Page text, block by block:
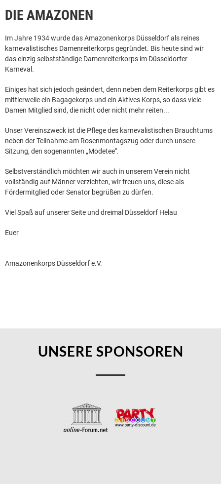
DIE AMAZONEN
Im Jahre 1934 wurde das Amazonenkorps Düsseldorf als reines
karnevalistisches Damenreiterkorps gegründet. Bis heute sind wir
das einzig selbstständige Damenreiterkorps im Düsseldorfer
Karneval.
Einiges hat sich jedoch geändert, denn neben dem Reiterkorps gibt es
mittlerweile ein Bagagekorps und ein Aktives Korps, so dass viele
Damen Mitglied sind, die nicht oder nicht mehr reiten...
Unser Vereinszweck ist die Pflege des karnevalistischen Brauchtums
neben der Teilnahme am Rosenmontagszug oder durch unsere
Sitzung, den sogenannten „Modetee".
Selbstverständlich möchten wir auch in unserem Verein nicht
vollständig auf Männer verzichten, wir freuen uns, diese als
Fördermitglied oder Senator begrüßen zu dürfen.
Viel Spaß auf unserer Seite und dreimal Düsseldorf Helau
Euer
Amazonenkorps Düsseldorf e.V.
UNSERE SPONSOREN